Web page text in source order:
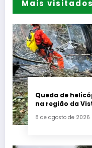
Mais visitados
Queda de
na região da
8 de agosto de 2026